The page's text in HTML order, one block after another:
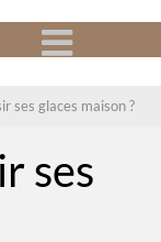
ses glaces maison ?
ses